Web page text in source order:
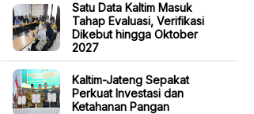
Satu Data Kaltim Masuk
Tahap Evaluasi, Verifikasi
Dikebut hingga Oktober
2027
Kaltim-Jateng Sepakat
Perkuat Investasi dan
Ketahanan Pangan